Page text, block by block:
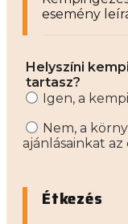
esemény
Helyszíni
tartasz?
Igen, a
Nem, a
ajánlásainkat
Étkezés